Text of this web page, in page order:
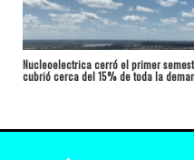
Nucleoelectrica cerró el primer
cubrió cerca del 15% de toda la